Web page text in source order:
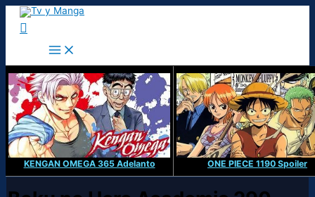
Ir
contenido
Buscar
KENGAN OMEGA 365 Adelanto ONE PIECE 1190 Spoiler